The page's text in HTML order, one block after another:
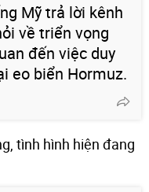
Mỹ trả lời kênh
về triển vọng
đến việc duy
eo biển Hormuz.
tình hình hiện đang